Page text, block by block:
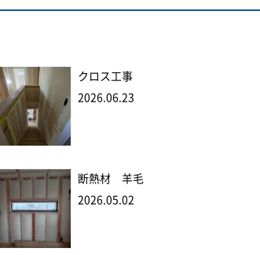
クロス工事
2026.06.23
断熱材 羊毛
2026.05.02